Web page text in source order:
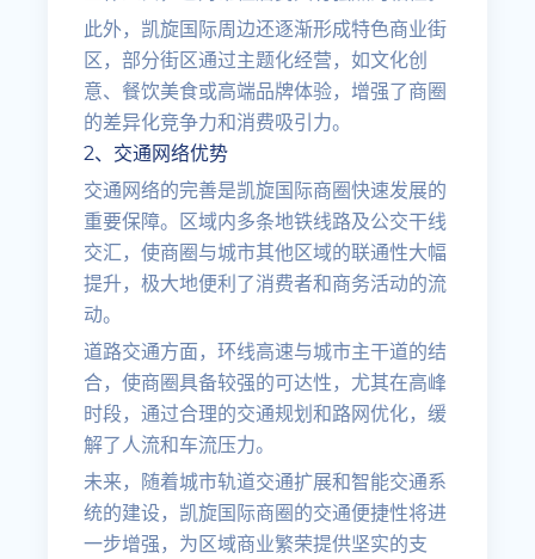
此外，凯旋国际周边还逐渐形成特色商业街
区，部分街区通过主题化经营，如文化创
意、餐饮美食或高端品牌体验，增强了商圈
的差异化竞争力和消费吸引力。
2、交通网络优势
交通网络的完善是凯旋国际商圈快速发展的
重要保障。区域内多条地铁线路及公交干线
交汇，使商圈与城市其他区域的联通性大幅
提升，极大地便利了消费者和商务活动的流
动。
道路交通方面，环线高速与城市主干道的结
合，使商圈具备较强的可达性，尤其在高峰
时段，通过合理的交通规划和路网优化，缓
解了人流和车流压力。
未来，随着城市轨道交通扩展和智能交通系
统的建设，凯旋国际商圈的交通便捷性将进
一步增强，为区域商业繁荣提供坚实的支